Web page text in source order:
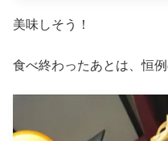
美味しそう！
食べ終わったあとは、恒